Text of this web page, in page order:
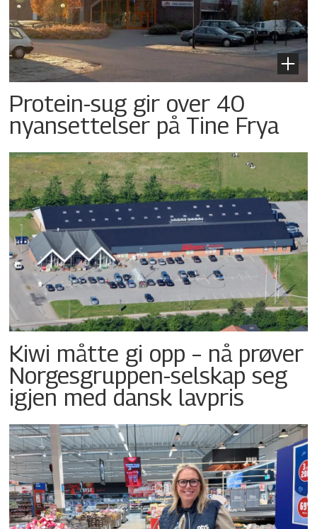
Protein-sug gir over 40
nyansettelser på Tine Frya
Kiwi måtte gi opp – nå prøver
Norgesgruppen-selskap seg
igjen med dansk lavpris